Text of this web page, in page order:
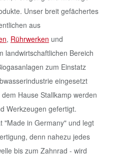
Unser breit gefächertes
aus
, Rührwerken und
landwirtschaftlichen Bereich
zum Einstatz
eingesetzt
Hause Stallkamp werden
Werkzeugen gefertigt.
"Made in Germany" und legt
denn nahezu jedes
bis zum Zahnrad - wird